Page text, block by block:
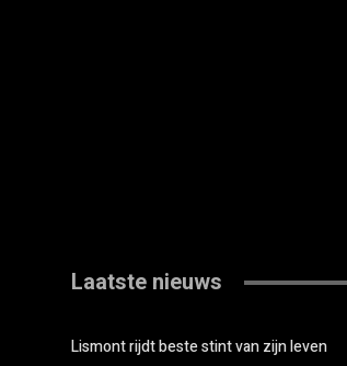
Laatste nieuws
Lismont rijdt beste stint van zijn leven